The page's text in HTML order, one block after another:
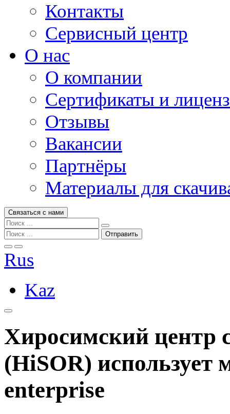
Контакты
Сервисный центр
О нас
О компании
Сертификаты и
Отзывы
Вакансии
Партнёры
Материалы для
Связаться с нами
Rus
Kaz
Хиросимский центр
(HiSOR) использует
enterprise